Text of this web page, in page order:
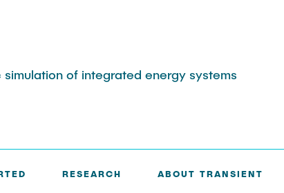
simulation of integrated energy systems
RESEARCH ABOUT TRANSIENT